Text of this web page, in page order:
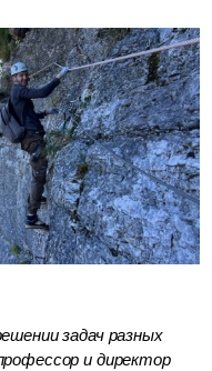
задач разных
и директор